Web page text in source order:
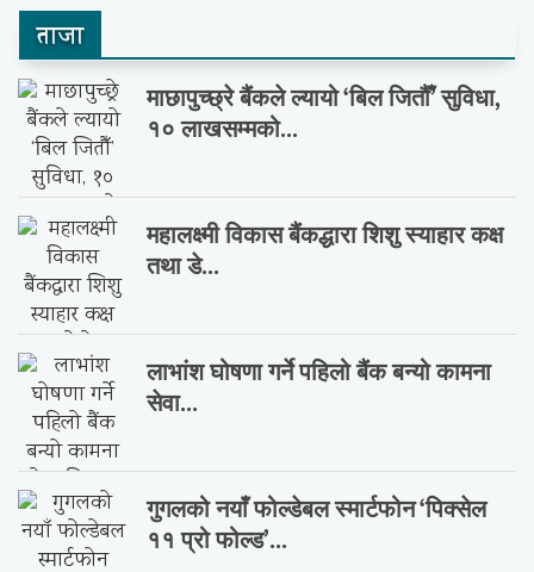
ताजा
माछापुच्छ्रे बैंकले ल्यायो ‘बिल जितौँ’ सुविधा,
१० लाखसम्मको...
महालक्ष्मी विकास बैंकद्धारा शिशु स्याहार कक्ष
तथा डे...
लाभांश घोषणा गर्ने पहिलो बैंक बन्यो कामना
सेवा...
गुगलको नयाँ फोल्डेबल स्मार्टफोन ‘पिक्सेल
११ प्रो फोल्ड’...